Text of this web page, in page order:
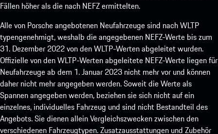
Fällen höher als die nach NEFZ ermittelten.
Alle von Porsche angebotenen Neufahrzeuge sind nach WLTP
typengenehmigt, weshalb die angegebenen NEFZ-Werte bis zum
31. Dezember 2022 von den WLTP-Werten abgeleitet wurden.
Offizielle von den WLTP-Werten abgeleitete NEFZ-Werte liegen für
Neufahrzeuge ab dem 1. Januar 2023 nicht mehr vor und können
daher nicht mehr angegeben werden. Soweit die Werte als
Spannen angegeben werden, beziehen sie sich nicht auf ein
einzelnes, individuelles Fahrzeug und sind nicht Bestandteil des
Angebots. Sie dienen allein Vergleichszwecken zwischen den
verschiedenen Fahrzeugtypen. Zusatzausstattungen und Zubehör